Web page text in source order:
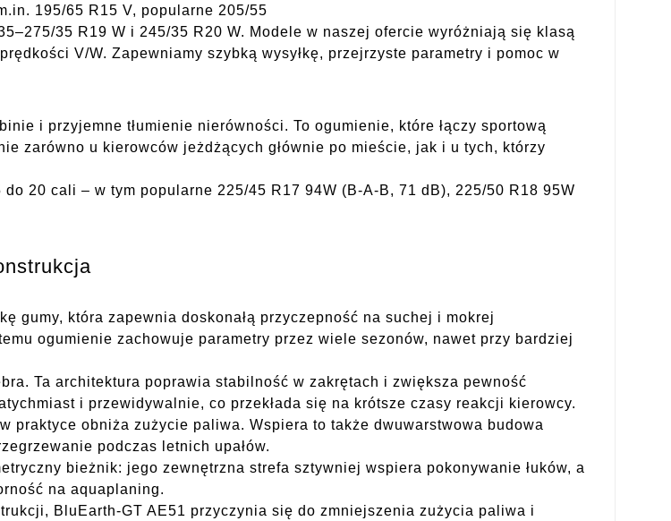
195/65 R15 V, popularne 205/55
35 R19 W i 245/35 R20 W. Modele w naszej ofercie wyróżniają się klasą
V/W. Zapewniamy szybką wysyłkę, przejrzyste parametry i pomoc w
i przyjemne tłumienie nierówności. To ogumienie, które łączy sportową
zarówno u kierowców jeżdżących głównie po mieście, jak i u tych, którzy
20 cali – w tym popularne 225/45 R17 94W (B-A-B, 71 dB), 225/50 R18 95W
gumy, która zapewnia doskonałą przyczepność na suchej i mokrej
ogumienie zachowuje parametry przez wiele sezonów, nawet przy bardziej
Ta architektura poprawia stabilność w zakrętach i zwiększa pewność
i przewidywalnie, co przekłada się na krótsze czasy reakcji kierowcy.
praktyce obniża zużycie paliwa. Wspiera to także dwuwarstwowa budowa
podczas letnich upałów.
bieżnik: jego zewnętrzna strefa sztywniej wspiera pokonywanie łuków, a
na aquaplaning.
BluEarth-GT AE51 przyczynia się do zmniejszenia zużycia paliwa i